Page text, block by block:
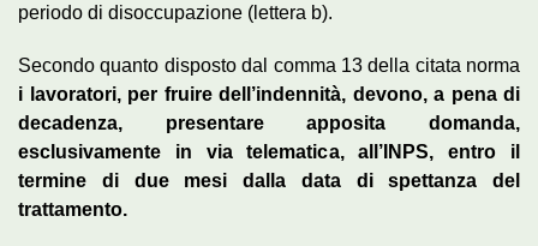
periodo di disoccupazione (lettera b).
Secondo quanto disposto dal comma 13 della citata norma
i lavoratori, per fruire dell’indennità, devono, a pena di
decadenza, presentare apposita domanda,
esclusivamente in via telematica, all’INPS, entro il
termine di due mesi dalla data di spettanza del
trattamento.